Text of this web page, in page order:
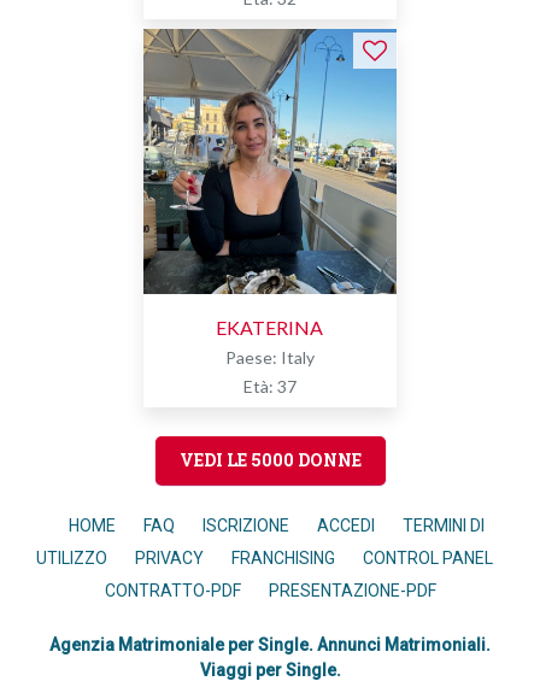
EKATERINA
Paese: Italy
Età: 37
VEDI LE 5000 DONNE
HOME FAQ ISCRIZIONE ACCEDI
TERMINI DI
UTILIZZO
PRIVACY FRANCHISING
CONTROL PANEL
CONTRATTO-PDF
PRESENTAZIONE-PDF
Agenzia Matrimoniale per Single. Annunci Matrimoniali.
Viaggi per Single.